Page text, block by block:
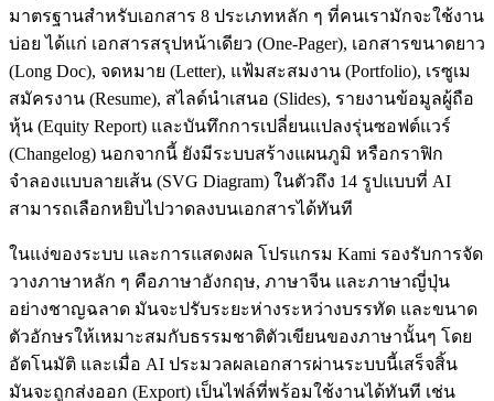
มาตรฐานสำหรับเอกสาร 8 ประเภทหลัก ๆ ที่คนเรามักจะใช้งาน
บ่อย ได้แก่ เอกสารสรุปหน้าเดียว (One-Pager), เอกสารขนาดยาว
(Long Doc), จดหมาย (Letter), แฟ้มสะสมงาน (Portfolio), เรซูเม
สมัครงาน (Resume), สไลด์นำเสนอ (Slides), รายงานข้อมูลผู้ถือ
หุ้น (Equity Report) และบันทึกการเปลี่ยนแปลงรุ่นซอฟต์แวร์
(Changelog) นอกจากนี้ ยังมีระบบสร้างแผนภูมิ หรือกราฟิก
จำลองแบบลายเส้น (SVG Diagram) ในตัวถึง 14 รูปแบบที่ AI
สามารถเลือกหยิบไปวาดลงบนเอกสารได้ทันที
ในแง่ของระบบ และการแสดงผล โปรแกรม Kami รองรับการจัด
วางภาษาหลัก ๆ คือภาษาอังกฤษ, ภาษาจีน และภาษาญี่ปุ่น
อย่างชาญฉลาด มันจะปรับระยะห่างระหว่างบรรทัด และขนาด
ตัวอักษรให้เหมาะสมกับธรรมชาติตัวเขียนของภาษานั้นๆ โดย
อัตโนมัติ และเมื่อ AI ประมวลผลเอกสารผ่านระบบนี้เสร็จสิ้น
มันจะถูกส่งออก (Export) เป็นไฟล์ที่พร้อมใช้งานได้ทันที เช่น